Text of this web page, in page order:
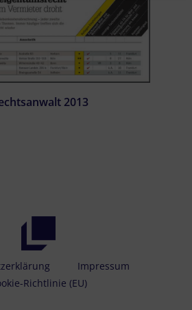
2013
Impressum
Richtlinie (EU)